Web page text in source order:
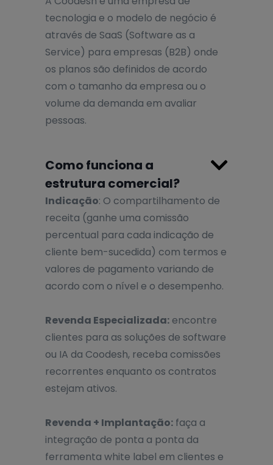
tecnologia e o modelo de negócio é
através de SaaS (Software as a
Service) para empresas (B2B) onde
os planos são definidos de acordo
com o tamanho da empresa ou o
volume da demanda em avaliar
pessoas.
Como funciona a
estrutura comercial?

Indicação: O compartilhamento de
receita (ganhe uma comissão
percentual para cada indicação de
cliente bem-sucedida) com termos e
valores de pagamento variando de
acordo com o nível e o desempenho.
Revenda Especializada: encontre
clientes para as soluções de software
ou IA da Coodesh, receba comissões
recorrentes enquanto os contratos
estejam ativos.
Revenda + Implantação: faça a
integração de ponta a ponta da
ferramenta white label em clientes e